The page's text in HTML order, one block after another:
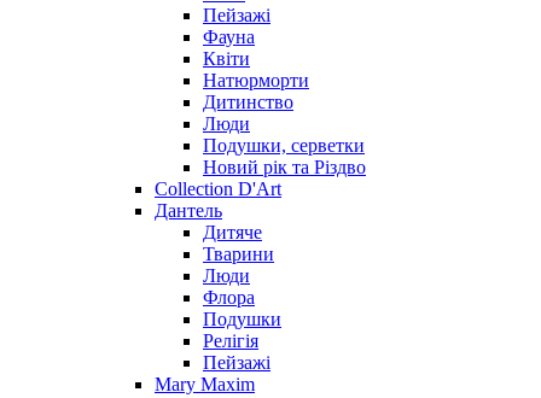
Пейзажі
Фауна
Квіти
Натюрморти
Дитинство
Люди
Подушки, серветки
Новий рік та Різдво
Collection D'Art
Дантель
Дитяче
Тварини
Люди
Флора
Подушки
Релігія
Пейзажі
Mary Maxim